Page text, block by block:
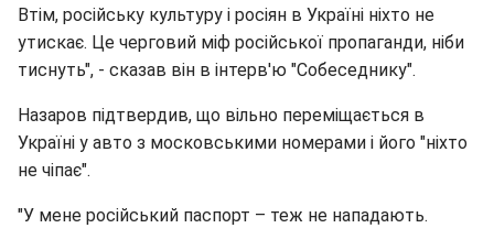
Втім, російську культуру і росіян в Україні ніхто не
утискає. Це черговий міф російської пропаганди, ніби
тиснуть", - сказав він в інтерв'ю "Собеседнику".
Назаров підтвердив, що вільно переміщається в
Україні у авто з московськими номерами і його "ніхто
не чіпає".
"У мене російський паспорт – теж не нападають.